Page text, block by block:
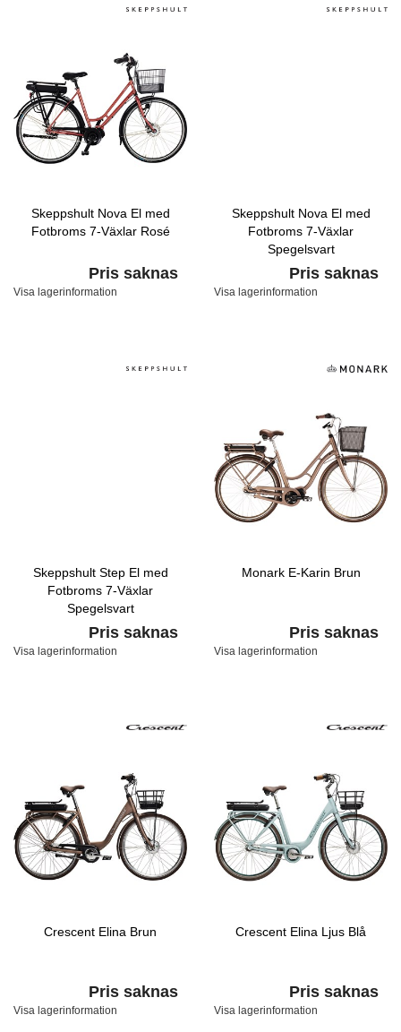
Skeppshult Nova El med
Fotbroms 7-Växlar Rosé
Pris saknas
Visa lagerinformation
Skeppshult Nova El med
Fotbroms 7-Växlar
Spegelsvart
Pris saknas
Visa lagerinformation
Skeppshult Step El med
Fotbroms 7-Växlar
Spegelsvart
Pris saknas
Visa lagerinformation
Monark E-Karin Brun
Pris saknas
Visa lagerinformation
Crescent Elina Brun
Pris saknas
Visa lagerinformation
Crescent Elina Ljus Blå
Pris saknas
Visa lagerinformation